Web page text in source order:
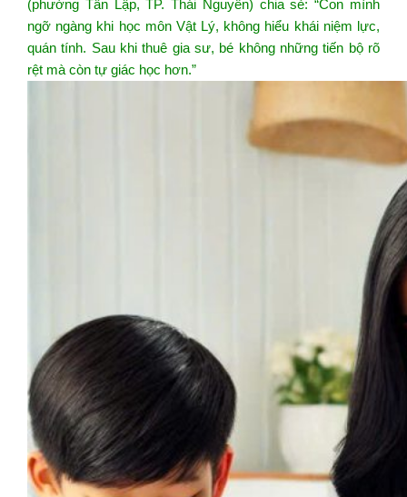
(phường Tân Lập, TP. Thái Nguyên) chia sẻ: “Con mình
ngỡ ngàng khi học môn Vật Lý, không hiểu khái niệm lực,
quán tính. Sau khi thuê gia sư, bé không những tiến bộ rõ
rệt mà còn tự giác học hơn.”